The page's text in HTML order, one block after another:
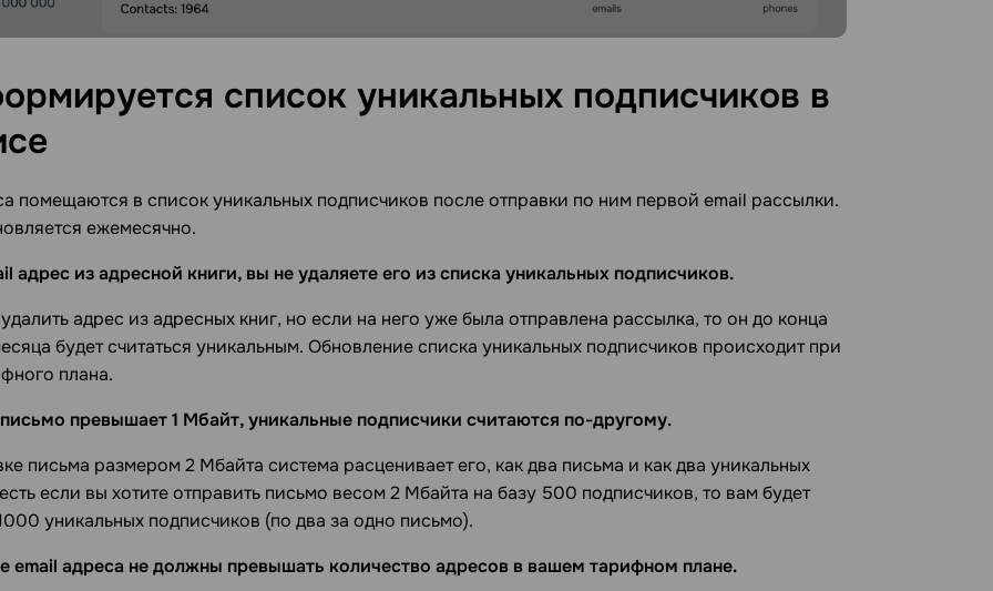
список уникальных подписчиков в
помещаются в список уникальных подписчиков после отправки по ним первой email рассылки.
ежемесячно.
адрес из адресной книги, вы не удаляете его из списка уникальных подписчиков.
адрес из адресных книг, но если на него уже была отправлена рассылка, то он до конца
будет считаться уникальным. Обновление списка уникальных подписчиков происходит при
плана.
превышает 1 Мбайт, уникальные подписчики считаются по-другому.
письма размером 2 Mбайта система расценивает его, как два письма и как два уникальных
если вы хотите отправить письмо весом 2 Mбайта на базу 500 подписчиков, то вам будет
уникальных подписчиков (по два за одно письмо).
email адреса не должны превышать количество адресов в вашем тарифном плане.